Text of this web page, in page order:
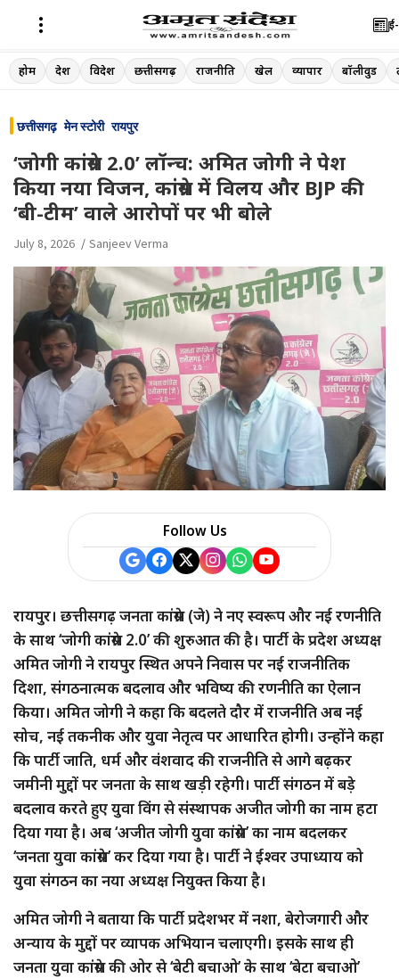
Skip
to
होम देश विदेश छत्तीसगढ़ राजनीति खेल व्यापार बॉलीवुड
छत्तीसगढ़ मेन स्टोरी रायपुर
‘जोगी कांग्रेस 2.0’ लॉन्च: अमित जोगी ने पेश
किया नया विजन, कांग्रेस में विलय और BJP की
‘बी-टीम’ वाले आरोपों पर भी बोले
July 8, 2026 Sanjeev Verma
Follow Us
रायपुर। छत्तीसगढ़ जनता कांग्रेस (जे) ने नए स्वरूप और नई रणनीति
के साथ ‘जोगी कांग्रेस 2.0’ की शुरुआत की है। पार्टी के प्रदेश अध्यक्ष
अमित जोगी ने रायपुर स्थित अपने निवास पर नई राजनीतिक
दिशा, संगठनात्मक बदलाव और भविष्य की रणनीति का ऐलान
किया। अमित जोगी ने कहा कि बदलते दौर में राजनीति अब नई
सोच, नई तकनीक और युवा नेतृत्व पर आधारित होगी। उन्होंने कहा
कि पार्टी जाति, धर्म और वंशवाद की राजनीति से आगे बढ़कर
जमीनी मुद्दों पर जनता के साथ खड़ी रहेगी। पार्टी संगठन में बड़े
बदलाव करते हुए युवा विंग से संस्थापक अजीत जोगी का नाम हटा
दिया गया है। अब ‘अजीत जोगी युवा कांग्रेस’ का नाम बदलकर
‘जनता युवा कांग्रेस’ कर दिया गया है। पार्टी ने ईश्वर उपाध्याय को
युवा संगठन का नया अध्यक्ष नियुक्त किया है।
अमित जोगी ने बताया कि पार्टी प्रदेशभर में नशा, बेरोजगारी और
अन्याय के मुद्दों पर व्यापक अभियान चलाएगी। इसके साथ ही
जनता युवा कांग्रेस की ओर से ‘बेटी बचाओ’ के साथ ‘बेटा बचाओ’